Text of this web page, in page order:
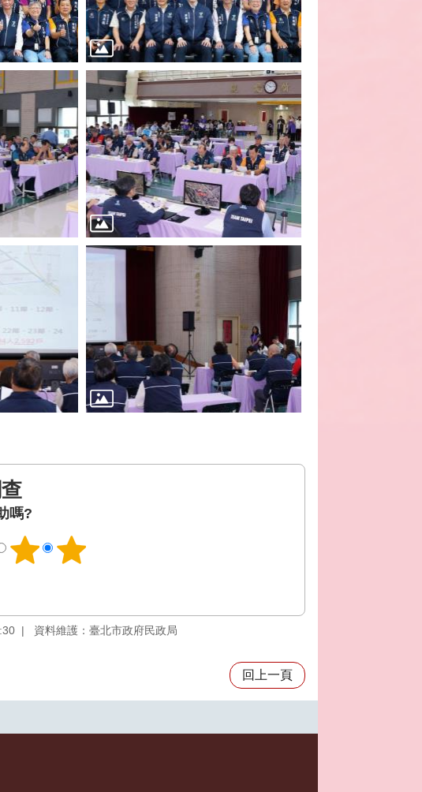
嗎?
資料維護：臺北市政府民政局
回上一頁